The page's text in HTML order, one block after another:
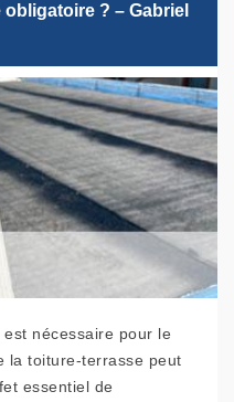
obligatoire ? – Gabriel
nécessaire pour le
la toiture-terrasse peut
essentiel de